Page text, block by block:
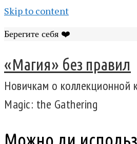
Skip to content
Берегите себя ❤️
«Магия» без правил
Новичкам о коллекционной
Magic: the Gathering